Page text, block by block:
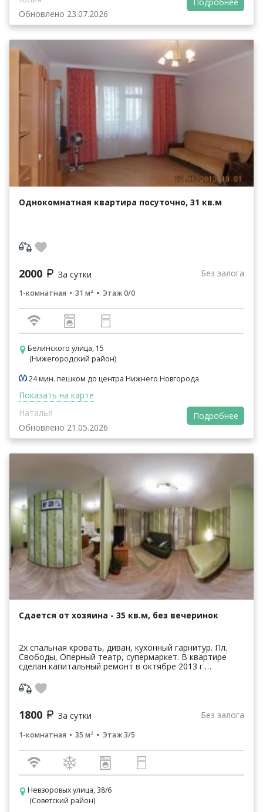
Обновлено 23.07.2026
Однокомнатная квартира посуточно, 31 кв.м
2000 За сутки Без залога
1-комнатная 31 м² Этаж 0/0
Белинского улица, 15
(Нижегородский район)
24 мин. пешком до центра Нижнего Новгорода
Показать на карте
Наталья
Обновлено 21.05.2026
Подробнее
Сдается от хозяина - 35 кв.м, без вечеринок
2х спальная кровать, диван, кухонный гарнитур. Пл.
Свободы, Оперный театр, супермаркет. В квартире
сделан капитальный ремонт в октябре 2013 г.
13.0...
1800 За сутки Без залога
1-комнатная 35 м² Этаж 3/5
Невзоровых улица, 38/6
(Советский район)